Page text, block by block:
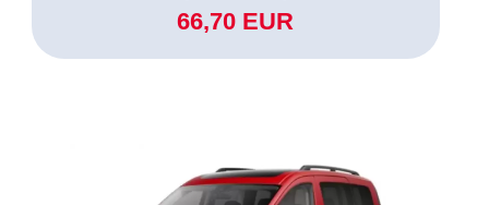
66,70 EUR